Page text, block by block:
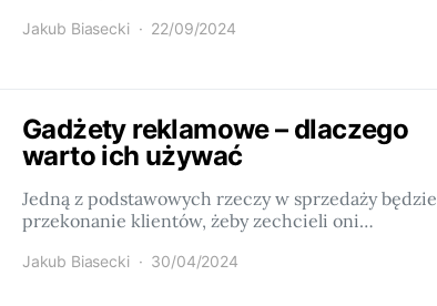
Jakub Biasecki 22/09/2024
Gadżety reklamowe – dlaczego
warto ich używać
Jedną z podstawowych rzeczy w sprzedaży będzie
przekonanie klientów, żeby zechcieli oni…
Jakub Biasecki 30/04/2024